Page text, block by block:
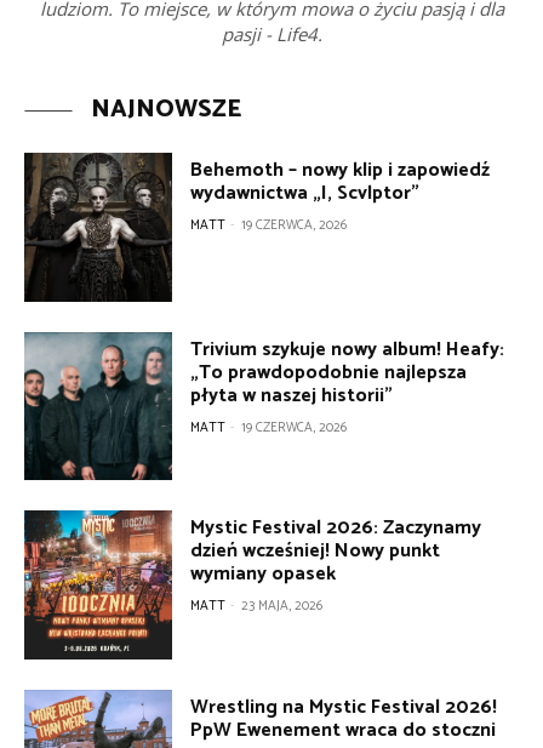
ludziom. To miejsce, w którym mowa o życiu pasją i dla
pasji - Life4.
NAJNOWSZE
Behemoth – nowy klip i zapowiedź
wydawnictwa „I, Scvlptor”
MATT - 19 CZERWCA, 2026
Trivium szykuje nowy album! Heafy:
„To prawdopodobnie najlepsza
płyta w naszej historii”
MATT - 19 CZERWCA, 2026
Mystic Festival 2026: Zaczynamy
dzień wcześniej! Nowy punkt
wymiany opasek
MATT - 23 MAJA, 2026
Wrestling na Mystic Festival 2026!
PpW Ewenement wraca do stoczni